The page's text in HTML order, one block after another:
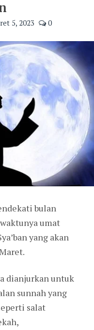
5, 2023 0
bulan
umat
yang akan
dianjurkan untuk
sunnah yang
salat